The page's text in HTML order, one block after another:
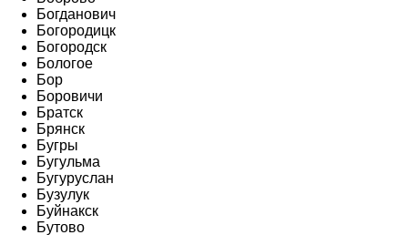
Богданович
Богородицк
Богородск
Бологое
Бор
Боровичи
Братск
Брянск
Бугры
Бугульма
Бугуруслан
Бузулук
Буйнакск
Бутово